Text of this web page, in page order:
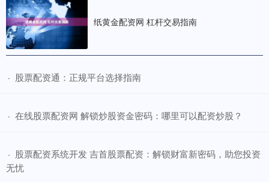
纸黄金配资网 杠杆交易指南
· ​股票配资通：正规平台选择指南
· ​在线股票配资网 解锁炒股资金密码：哪里可以配资炒股？
· ​股票配资系统开发 吉首股票配资：解锁财富新密码，助您投资
无忧